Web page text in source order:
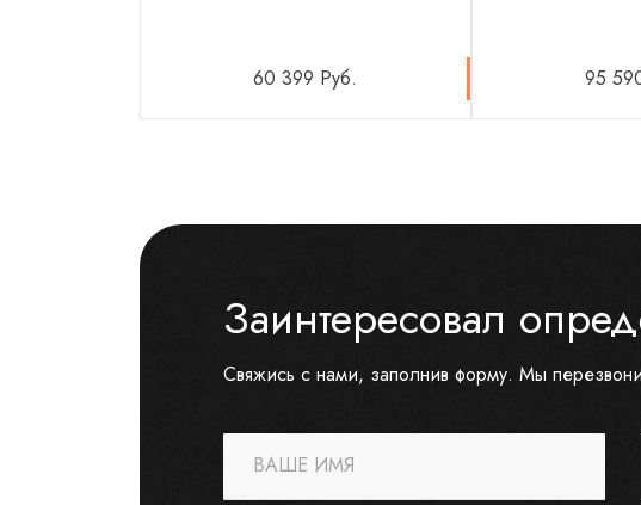
60 399 Руб. 95
Заинтересовал
Свяжись с нами, заполнив форму. Мы
ВАШЕ ИМЯ